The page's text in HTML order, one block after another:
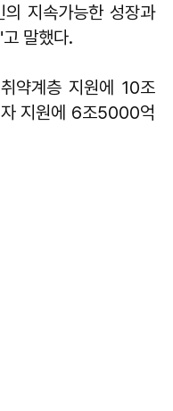
의 지속가능한 성장과
말했다.
약계층 지원에 10조
지원에 6조5000억